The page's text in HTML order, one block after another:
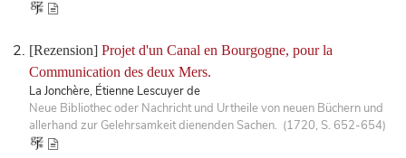
[Rezension] Projet d'un Canal en Bourgogne, pour la
Communication des deux Mers.
La Jonchère, Étienne Lescuyer de
Neue Bibliothec oder Nachricht und Urtheile von neuen Büchern und
allerhand zur Gelehrsamkeit dienenden Sachen. (1720, S. 652-654)